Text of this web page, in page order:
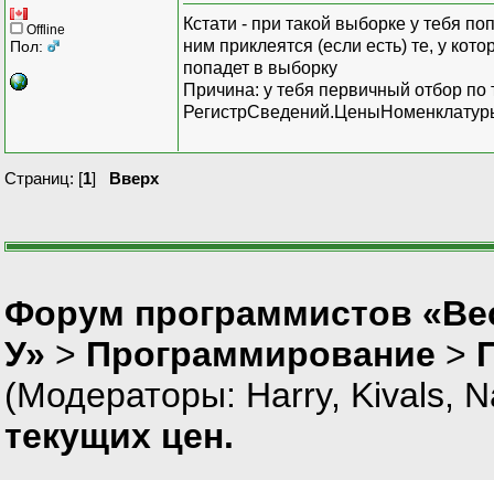
Offline
Пол:
Кстати - при такой выборке у тебя
ним приклеятся (если есть) те, у
попадет в выборку
Причина: у тебя первичный отбор по
Страниц: [1] Вверх
Форум программистов
У» > Программирование >
(Модераторы: Harry, Kivals,
текущих цен.